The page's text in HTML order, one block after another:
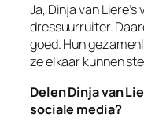
Ja, Dinja van
dressuurruiter.
goed. Hun
ze elkaar kunnen
Delen Dinja van
sociale media?